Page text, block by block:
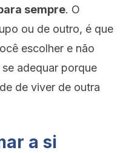
sempre. O
ou de outro, é que
escolher e não
adequar porque
de viver de outra
a si